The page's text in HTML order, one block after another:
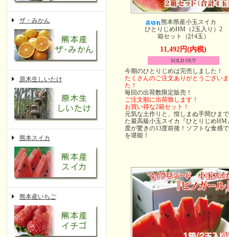
ザ・みかん
原木生しいたけ
熊本スイカ
熊本産いちご
熊本県産小玉スイカ
ひとりじめHM（2玉入り）2
箱セット（計4玉）
11,492円(内税)
SOLD OUT
今期のひとりじめは完売しました！
たくさんのご注文ありがとうござい
た！
毎回の出荷数限定販売！
ご注文順に出荷致します！
お買い得な2箱セット！
元気な土作りと、惜しまぬ手間ひま
た最高級小玉スイカ『ひとりじめHM
度が驚きの13度前後！ソフトな食感
を堪能！